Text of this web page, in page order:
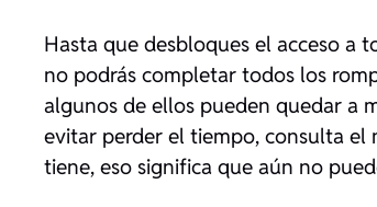
Hasta que desbloques el acceso a
no podrás completar todos los
algunos de ellos pueden quedar a
evitar perder el tiempo, consulta el
tiene, eso significa que aún no